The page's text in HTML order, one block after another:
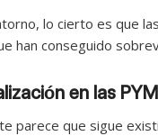
lo cierto es que
han conseguido
en las
parece que sigue